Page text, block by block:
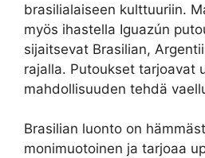
brasilialaiseen kulttuuriin.
myös ihastella Iguazún
sijaitsevat Brasilian,
rajalla. Putoukset tarjoavat
mahdollisuuden tehdä
Brasilian luonto on
monimuotoinen ja tarjoaa